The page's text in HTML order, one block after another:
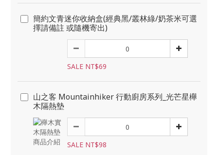
簡約文青迷你收納盒(經典黑/叢林綠/奶茶米可選
擇請備註 或隨機寄出)
SALE NT$69
山之客 Mountainhiker 行動廚房系列_光芒星櫸
木隔熱墊
SALE NT$98